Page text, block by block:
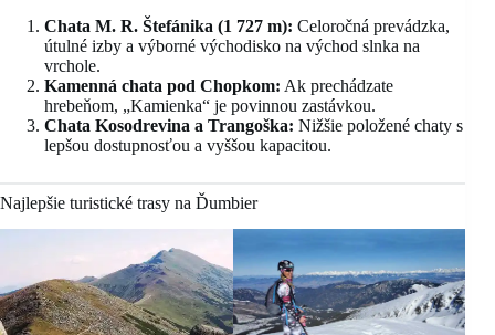
Chata M. R. Štefánika (1 727 m): Celoročná prevádzka,
útulné izby a výborné východisko na východ slnka na
vrchole.
Kamenná chata pod Chopkom: Ak prechádzate
hrebeňom, „Kamienka“ je povinnou zastávkou.
Chata Kosodrevina a Trangoška: Nižšie položené chaty s
lepšou dostupnosťou a vyššou kapacitou.
Najlepšie turistické trasy na Ďumbier